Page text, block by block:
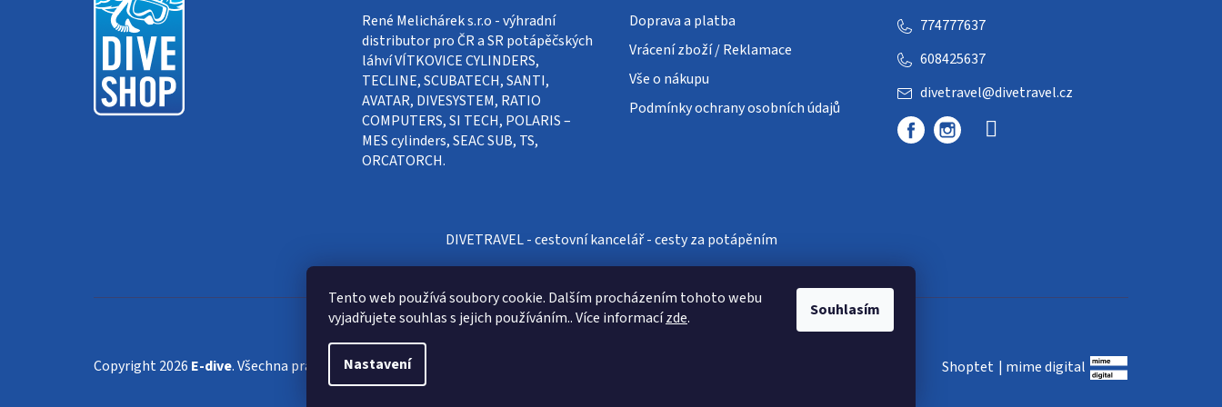
Tento web používá soubory cookie. Dalším procházením tohoto webu
vyjadřujete souhlas s jejich používáním.. Více informacízde.
Nastavení
Souhlasím
René Melichárek s.r.o - výhradní
distributor pro ČR a SR potápěčských
láhví VÍTKOVICE CYLINDERS,
TECLINE, SCUBATECH, SANTI,
AVATAR, DIVESYSTEM, RATIO
COMPUTERS, SI TECH, POLARIS –
MES cylinders, SEAC SUB, TS,
ORCATORCH.
Doprava a platba
Vrácení zboží / Reklamace
Vše o nákupu
Podmínky ochrany osobních údajů
divetravel@divetravel.cz
608425637
774777637
DIVETRAVEL - cestovní kancelář - cesty za potápěním
Shoptet | mime digital
Copyright 2026 E-dive. Všechna práva vyhrazena.